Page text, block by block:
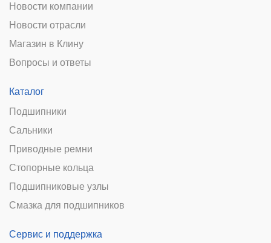
Новости компании
Новости отрасли
Магазин в Клину
Вопросы и ответы
Каталог
Подшипники
Сальники
Приводные ремни
Стопорные кольца
Подшипниковые узлы
Смазка для подшипников
Сервис и поддержка